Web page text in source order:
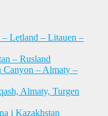
– Letland – Litauen –
– Rusland
Canyon – Almaty –
Almaty, Turgen
i Kazakhstan